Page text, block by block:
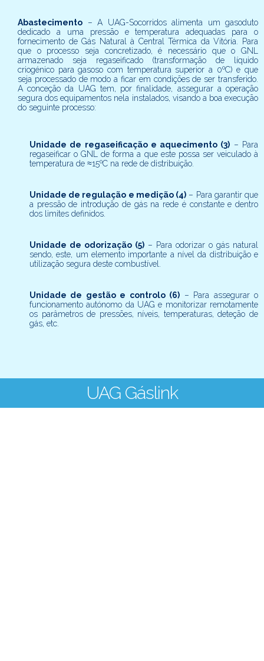
Abastecimento – A UAG-Socorridos alimenta um gasoduto
dedicado a uma pressão e temperatura adequadas para o
fornecimento de Gás Natural à Central Térmica da Vitória. Para
que o processo seja concretizado, é necessário que o GNL
armazenado seja regaseificado (transformação de líquido
criogénico para gasoso com temperatura superior a 0ºC) e que
seja processado de modo a ficar em condições de ser transferido.
A conceção da UAG tem, por finalidade, assegurar a operação
segura dos equipamentos nela instalados, visando a boa execução
do seguinte processo:
Unidade de regaseificação e aquecimento (3) – Para
regaseificar o GNL de forma a que este possa ser veiculado à
temperatura de ≈15ºC na rede de distribuição.
Unidade de regulação e medição (4) – Para garantir que
a pressão de introdução de gás na rede é constante e dentro
dos limites definidos.
Unidade de odorização (5) – Para odorizar o gás natural
sendo, este, um elemento importante a nível da distribuição e
utilização segura deste combustível.
Unidade de gestão e controlo (6) – Para assegurar o
funcionamento autónomo da UAG e monitorizar remotamente
os parâmetros de pressões, níveis, temperaturas, deteção de
gás, etc.
UAG Gáslink